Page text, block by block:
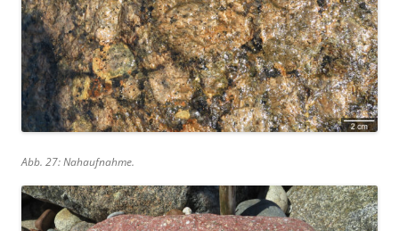
Abb. 27: Nahaufnahme.